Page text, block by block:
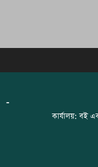
-
কার্যালয়: বই